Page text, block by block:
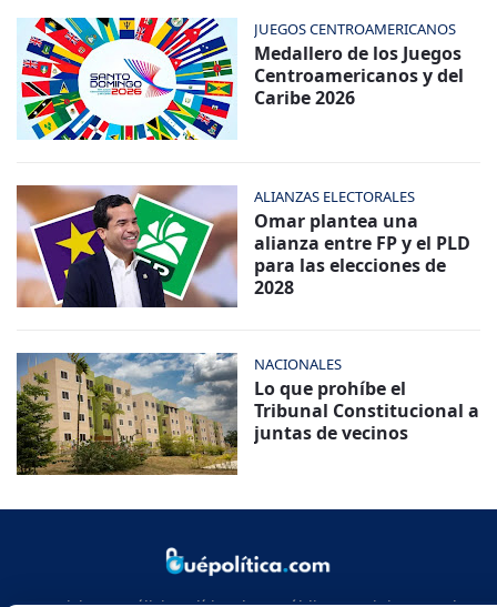
JUEGOS CENTROAMERICANOS
Medallero de los Juegos
Centroamericanos y del
Caribe 2026
ALIANZAS ELECTORALES
Omar plantea una
alianza entre FP y el PLD
para las elecciones de
2028
NACIONALES
Lo que prohíbe el
Tribunal Constitucional a
juntas de vecinos